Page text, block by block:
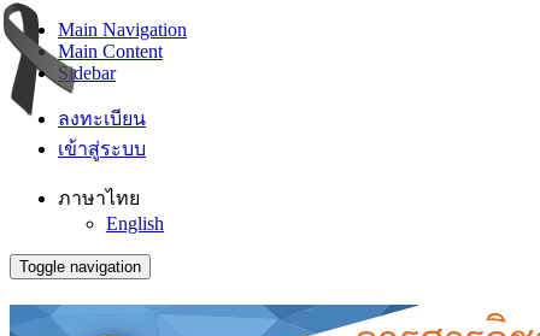
Main Navigation
Main Content
Sidebar
ลงทะเบียน
เข้าสู่ระบบ
ภาษาไทย
English
Toggle navigation